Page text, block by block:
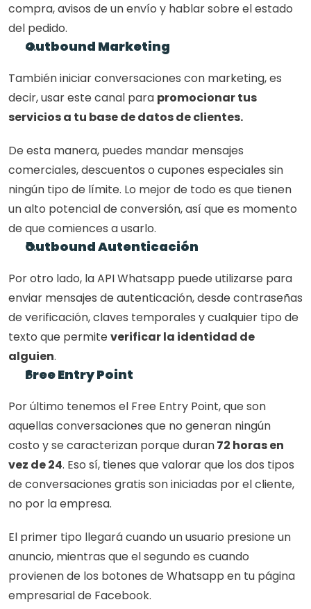
compra, avisos de un envío y hablar sobre el estado
del pedido.
Outbound Marketing
También iniciar conversaciones con marketing, es
decir, usar este canal para promocionar tus
servicios a tu base de datos de clientes.
De esta manera, puedes mandar mensajes
comerciales, descuentos o cupones especiales sin
ningún tipo de límite. Lo mejor de todo es que tienen
un alto potencial de conversión, así que es momento
de que comiences a usarlo.
Outbound Autenticación
Por otro lado, la API Whatsapp puede utilizarse para
enviar mensajes de autenticación, desde contraseñas
de verificación, claves temporales y cualquier tipo de
texto que permite verificar la identidad de
alguien.
Free Entry Point
Por último tenemos el Free Entry Point, que son
aquellas conversaciones que no generan ningún
costo y se caracterizan porque duran 72 horas en
vez de 24. Eso sí, tienes que valorar que los dos tipos
de conversaciones gratis son iniciadas por el cliente,
no por la empresa.
El primer tipo llegará cuando un usuario presione un
anuncio, mientras que el segundo es cuando
provienen de los botones de Whatsapp en tu página
empresarial de Facebook.